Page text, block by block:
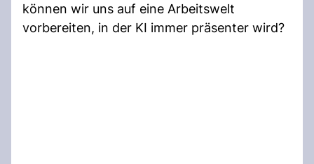
können wir uns auf eine Arbeitswelt
vorbereiten, in der KI immer präsenter wird?